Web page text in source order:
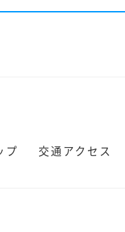
プ 交通アクセス